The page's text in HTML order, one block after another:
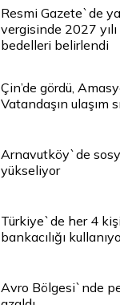
Resmi Gazete`de
vergisinde 2027
bedelleri belirlendi
Çin’de gördü,
Vatandaşın ulaşım
Arnavutköy`de
yükseliyor
Türkiye`de her 4
bankacılığı
Avro Bölgesi`nde